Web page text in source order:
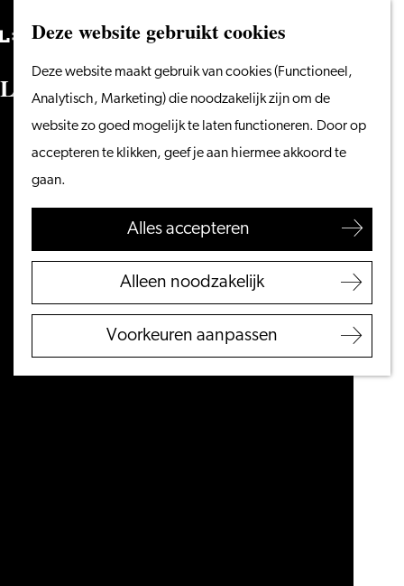
Deze website gebruikt cookies
Deze website maakt gebruik van cookies (Functioneel,
Analytisch, Marketing) die noodzakelijk zijn om de
website zo goed mogelijk te laten functioneren. Door op
accepteren te klikken, geef je aan hiermee akkoord te
gaan.
Alles accepteren
Alleen noodzakelijk
Voorkeuren aanpassen
naar
homepage
Menu
ZoekenVanaf het water
wandelen
Winkelen
Eten & drinken
Met kinderen
VVV Leiden
Bereikbaarheid
Regio Leiden
Zoeken
L den In ernationalCentre